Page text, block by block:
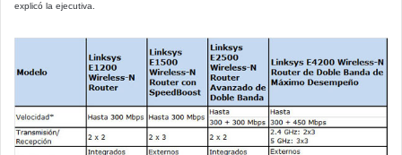
explicó la ejecutiva.